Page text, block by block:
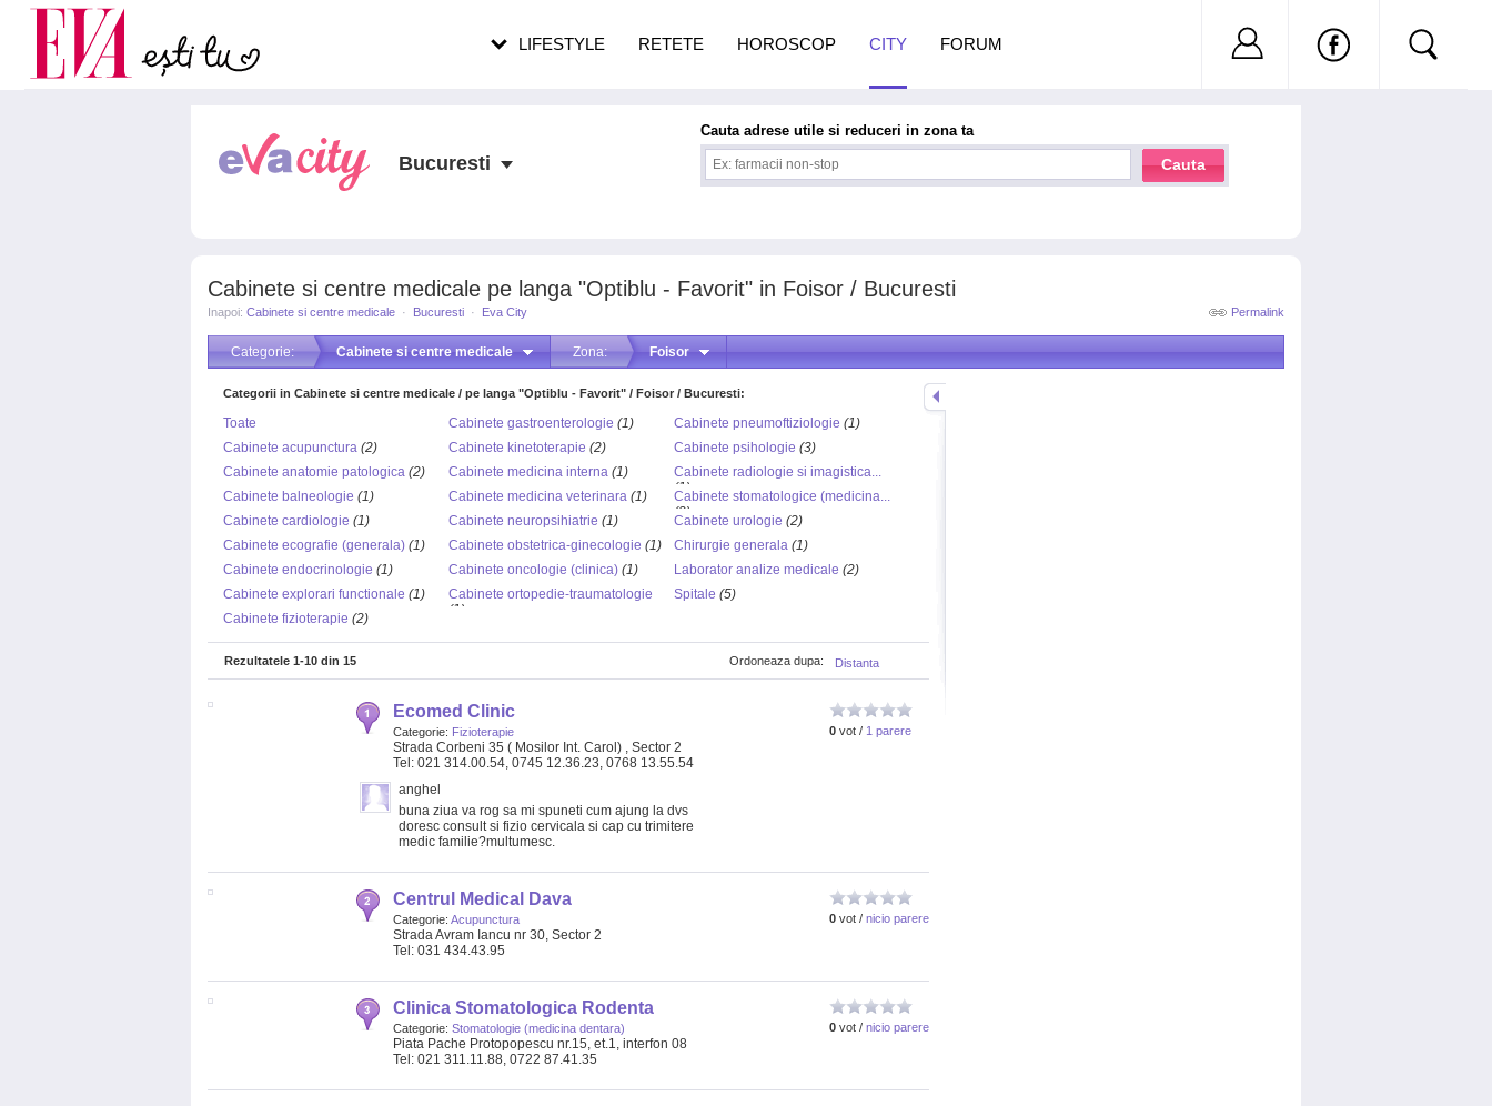
Cabinete si centre medicale pe langa "Optiblu - Favorit" in Foisor / Bucuresti
Permalink
Inapoi: Cabinete si centre medicale · Bucuresti · Eva City
Categorie: Cabinete si centre medicale Zona: Foisor
Categorii in Cabinete si centre medicale / pe langa "Optiblu - Favorit" / Foisor / Bucuresti:
Toate Cabinete gastroenterologie (1) Cabinete pneumoftiziologie (1)
Cabinete acupunctura (2) Cabinete kinetoterapie (2) Cabinete psihologie (3)
Cabinete anatomie patologica (2) Cabinete medicina interna (1)
Cabinete radiologie si imagistica...
(1)
Cabinete balneologie (1) Cabinete medicina veterinara (1)
Cabinete stomatologice (medicina...
(2)
Cabinete cardiologie (1) Cabinete neuropsihiatrie (1) Cabinete urologie (2)
Cabinete ecografie (generala) (1) Cabinete obstetrica-ginecologie (1) Chirurgie generala (1)
Cabinete endocrinologie (1) Cabinete oncologie (clinica) (1) Laborator analize medicale (2)
Cabinete explorari functionale (1)
Cabinete ortopedie-traumatologie
(1)
Spitale (5)
Cabinete fizioterapie (2)
Distanta
Ordoneaza dupa:
Rezultatele 1-10 din 15
0 vot / 1 parere
Ecomed Clinic
Categorie: Fizioterapie
Strada Corbeni 35 ( Mosilor Int. Carol) , Sector 2
Tel: 021 314.00.54, 0745 12.36.23, 0768 13.55.54
anghel
buna ziua va rog sa mi spuneti cum ajung la dvs
doresc consult si fizio cervicala si cap cu trimitere
medic familie?multumesc.
0 vot / nicio parere
Centrul Medical Dava
Categorie: Acupunctura
Strada Avram Iancu nr 30, Sector 2
Tel: 031 434.43.95
0 vot / nicio parere
Clinica Stomatologica Rodenta
Categorie: Stomatologie (medicina dentara)
Piata Pache Protopopescu nr.15, et.1, interfon 08
Tel: 021 311.11.88, 0722 87.41.35
Bucuresti
Cauta adrese utile si reduceri in zona ta
Cauta
LIFESTYLE RETETE HOROSCOP CITY FORUM Nu ai cont?
Carieră
Actualitate